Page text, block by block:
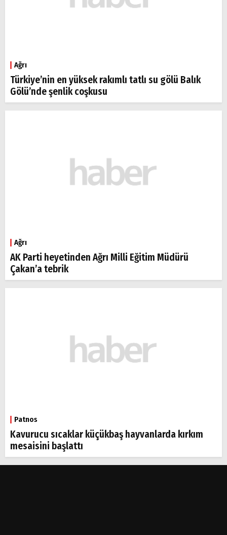
Ağrı
Türkiye’nin en yüksek rakımlı tatlı su gölü Balık
Gölü’nde şenlik coşkusu
Ağrı
AK Parti heyetinden Ağrı Milli Eğitim Müdürü
Çakan’a tebrik
Patnos
Kavurucu sıcaklar küçükbaş hayvanlarda kırkım
mesaisini başlattı